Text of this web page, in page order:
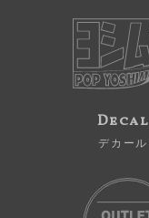
Decal
デカール